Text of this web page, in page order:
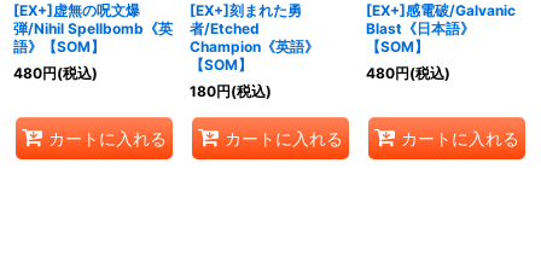
[EX+]虚無の呪文爆
弾/Nihil Spellbomb《英
語》【SOM】
480円(税込)
カートに入れる
[EX+]刻まれた勇
者/Etched
Champion《英語》
【SOM】
180円(税込)
カートに入れる
[EX+]感電破/Galvanic
Blast《日本語》
【SOM】
480円(税込)
カートに入れる